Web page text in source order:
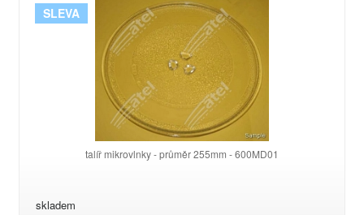
SLEVA
talíř mikrovlnky - průměr 255mm - 600MD01
skladem